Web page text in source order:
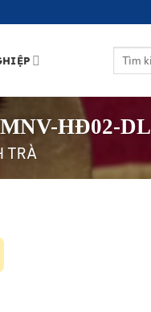
Tìm
HĐ02-DL
TRÀ